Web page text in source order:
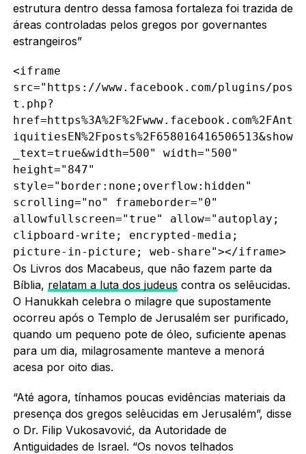
estrutura dentro dessa famosa fortaleza foi trazida de
áreas controladas pelos gregos por governantes
estrangeiros”
<iframe
src="https://www.facebook.com/plugins/pos
t.php?
href=https%3A%2F%2Fwww.facebook.com%2FAnt
iquitiesEN%2Fposts%2F658016416506513&show
_text=true&width=500" width="500"
height="847"
style="border:none;overflow:hidden"
scrolling="no" frameborder="0"
allowfullscreen="true" allow="autoplay;
clipboard-write; encrypted-media;
picture-in-picture; web-share"></iframe>
Os Livros dos Macabeus, que não fazem parte da
Bíblia, relatam a luta dos judeus contra os selêucidas.
O Hanukkah celebra o milagre que supostamente
ocorreu após o Templo de Jerusalém ser purificado,
quando um pequeno pote de óleo, suficiente apenas
para um dia, milagrosamente manteve a menorá
acesa por oito dias.
“Até agora, tínhamos poucas evidências materiais da
presença dos gregos selêucidas em Jerusalém”, disse
o Dr. Filip Vukosavović, da Autoridade de
Antiguidades de Israel. “Os novos telhados